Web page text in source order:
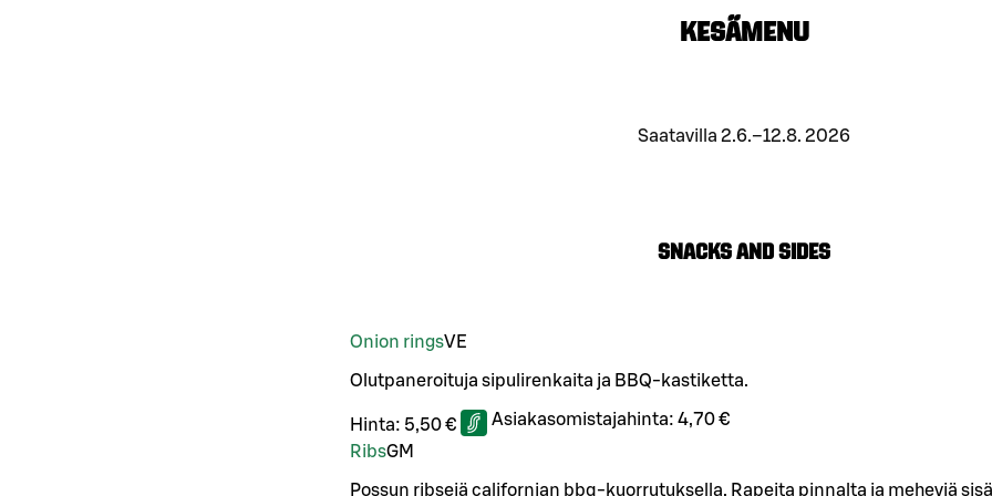
KESÄMENU
Saatavilla 2.6.–12.8. 2026
Snacks and sides
Onion ringsVE
Olutpaneroituja sipulirenkaita ja BBQ-kastiketta.
Hinta: 5,50 € Asiakasomistajahinta: 4,70 €
RibsGM
Possun ribsejä californian bbq-kuorrutuksella. Rapeita pinnalta ja meheviä